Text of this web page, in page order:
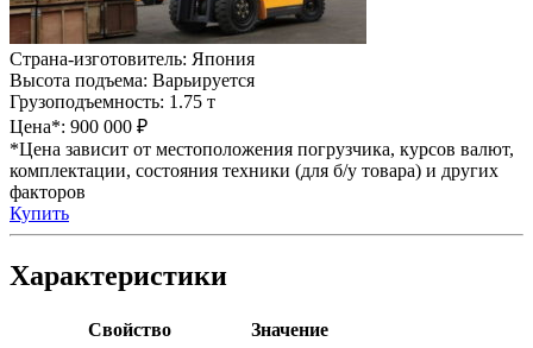
Страна-изготовитель: Япония
Высота подъема: Варьируется
Грузоподъемность: 1.75 т
Цена*: 900 000 ₽
*Цена зависит от местоположения погрузчика, курсов валют,
комплектации, состояния техники (для б/у товара) и других
факторов
Купить
Характеристики
Свойство
Значение